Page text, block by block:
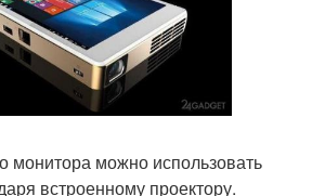
монитора можно использовать
встроенному проектору.